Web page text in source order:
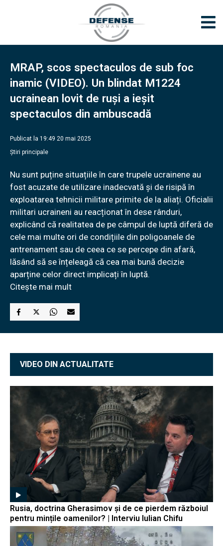
MRAP, scos spectaculos de sub foc
inamic (VIDEO). Un blindat M1224
ucrainean lovit de ruși a ieșit
spectaculos din ambuscadă
Publicat la 19:49 20 mai 2025
Știri principale
Nu sunt puține situațiile în care trupele ucrainene au
fost acuzate de utilizare inadecvată și de risipă în
exploatarea tehnicii militare primite de la aliați. Oficialii
militari ucraineni au reacționat în dese rânduri,
explicând că realitatea de pe câmpul de luptă diferă de
cele mai multe ori de condițiile din poligoanele de
antrenament sau de ceea ce se percepe din afară,
lăsând să se înțeleagă că cea mai bună decizie
aparține celor direct implicați în luptă.
Citește mai mult
VIDEO DIN ACTUALITATE
Rusia, doctrina Gherasimov și de ce pierdem războiul
pentru mințile oamenilor? | Interviu Iulian Chifu